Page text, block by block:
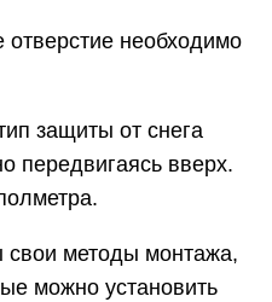
необходимо
защиты от снега
передвигаясь вверх.
свои методы монтажа,
можно установить